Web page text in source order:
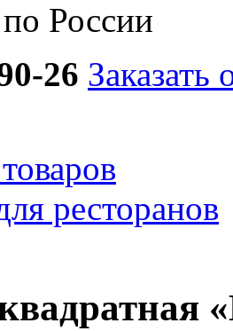
России
26 Заказать
ресторанов